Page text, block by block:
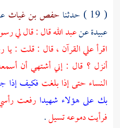
( 19 ) حدثنا
حفص بن غياث
عبيدةعنعبد اللهقال : قال لي
اقرأ علي القرآن ، قال : قلت :
أنزل ؟ قال : إني أشتهي أن
النساء حتى إذا بلغت فكيف إذا
بك على هؤلاء شهيدارفعت
فرأيت دموعه تسيل.